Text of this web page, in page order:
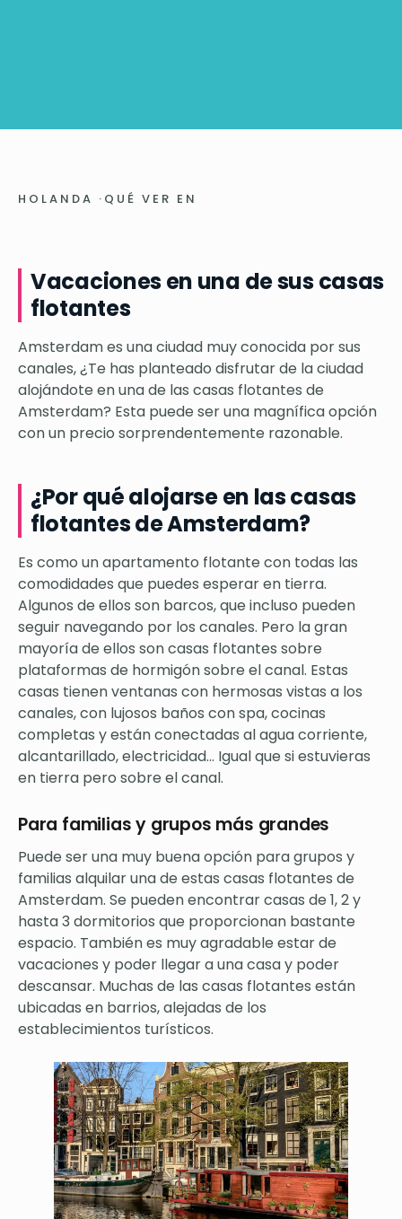
HOLANDA · QUÉ VER EN
Vacaciones en una de sus casas
flotantes
Amsterdam es una ciudad muy conocida por sus
canales, ¿Te has planteado disfrutar de la ciudad
alojándote en una de las casas flotantes de
Amsterdam? Esta puede ser una magnífica opción
con un precio sorprendentemente razonable.
¿Por qué alojarse en las casas
flotantes de Amsterdam?
Es como un apartamento flotante con todas las
comodidades que puedes esperar en tierra.
Algunos de ellos son barcos, que incluso pueden
seguir navegando por los canales. Pero la gran
mayoría de ellos son casas flotantes sobre
plataformas de hormigón sobre el canal. Estas
casas tienen ventanas con hermosas vistas a los
canales, con lujosos baños con spa, cocinas
completas y están conectadas al agua corriente,
alcantarillado, electricidad… Igual que si estuvieras
en tierra pero sobre el canal.
Para familias y grupos más grandes
Puede ser una muy buena opción para grupos y
familias alquilar una de estas casas flotantes de
Amsterdam. Se pueden encontrar casas de 1, 2 y
hasta 3 dormitorios que proporcionan bastante
espacio. También es muy agradable estar de
vacaciones y poder llegar a una casa y poder
descansar. Muchas de las casas flotantes están
ubicadas en barrios, alejadas de los
establecimientos turísticos.